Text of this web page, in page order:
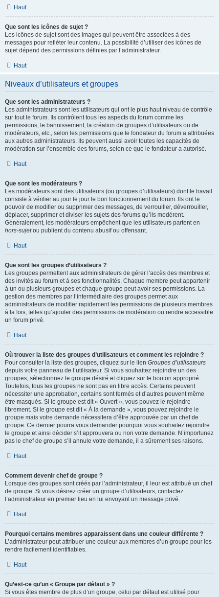
Haut
Que sont les icônes de sujet ?
Les icônes de sujet sont des images qui peuvent être associées à des
messages pour refléter leur contenu. La possibilité d’utiliser des icônes de
sujet dépend des permissions définies par l’administrateur.
Haut
Niveaux d’utilisateurs et groupes
Que sont les administrateurs ?
Les administrateurs sont les utilisateurs qui ont le plus haut niveau de contrôle
sur tout le forum. Ils contrôlent tous les aspects du forum comme les
permissions, le bannissement, la création de groupes d’utilisateurs ou de
modérateurs, etc., selon les permissions que le fondateur du forum a attribuées
aux autres administrateurs. Ils peuvent aussi avoir toutes les capacités de
modération sur l’ensemble des forums, selon ce que le fondateur a autorisé.
Haut
Que sont les modérateurs ?
Les modérateurs sont des utilisateurs (ou groupes d’utilisateurs) dont le travail
consiste à vérifier au jour le jour le bon fonctionnement du forum. Ils ont le
pouvoir de modifier ou supprimer des messages, de verrouiller, déverrouiller,
déplacer, supprimer et diviser les sujets des forums qu’ils modèrent.
Généralement, les modérateurs empêchent que les utilisateurs partent en
hors-sujetou publient du contenu abusif ou offensant.
Haut
Que sont les groupes d’utilisateurs ?
Les groupes permettent aux administrateurs de gérer l’accès des membres et
des invités au forum et à ses fonctionnalités. Chaque membre peut appartenir
à un ou plusieurs groupes et chaque groupe peut avoir ses permissions. La
gestion des membres par l’intermédiaire des groupes permet aux
administrateurs de modifier rapidement les permissions de plusieurs membres
à la fois, telles qu’ajouter des permissions de modération ou rendre accessible
un forum privé.
Haut
Où trouver la liste des groupes d’utilisateurs et comment les rejoindre ?
Pour consulter la liste des groupes, cliquez sur le lien Groupes d’utilisateurs
depuis votre panneau de l’utilisateur. Si vous souhaitez rejoindre un des
groupes, sélectionnez le groupe désiré et cliquez sur le bouton approprié.
Toutefois, tous les groupes ne sont pas en libre accès. Certains peuvent
nécessiter une approbation, certains sont fermés et d’autres peuvent même
être masqués. Si le groupe est dit « Ouvert », vous pouvez le rejoindre
librement. Si le groupe est dit « À la demande », vous pouvez rejoindre le
groupe mais votre demande nécessitera d’être approuvée par un chef de
groupe. Ce dernier pourra vous demander pourquoi vous souhaitez rejoindre
le groupe et ainsi décider s’il approuvera ou non votre demande. N’importunez
pas le chef de groupe s’il annule votre demande, il a sûrement ses raisons.
Haut
Comment devenir chef de groupe ?
Lorsque des groupes sont créés par l’administrateur, il leur est attribué un chef
de groupe. Si vous désirez créer un groupe d’utilisateurs, contactez
l’administrateur en premier lieu en lui envoyant un message privé.
Haut
Pourquoi certains membres apparaissent dans une couleur différente ?
L’administrateur peut attribuer une couleur aux membres d’un groupe pour les
rendre facilement identifiables.
Haut
Qu’est-ce qu’un « Groupe par défaut » ?
Si vous êtes membre de plus d’un groupe, celui par défaut est utilisé pour